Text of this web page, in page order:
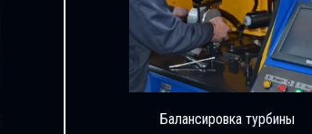
Балансировка турбины